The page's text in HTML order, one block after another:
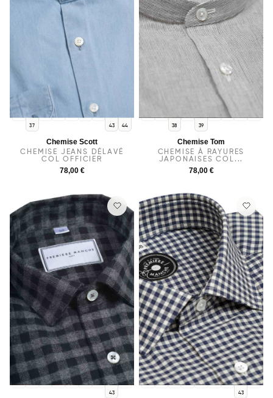
36
37
38 40 41 42
43 44
Chemise Scott
CHEMISE JEANS DÉLAVÉ
COL OFFICIER
78,00 €
38 39
42
Chemise Tom
CHEMISE À RAYURES
JAPONAISES COL...
78,00 €
36 37 38 40 39 41 42
43
44 36 37 38 39 40 41 42
43
44